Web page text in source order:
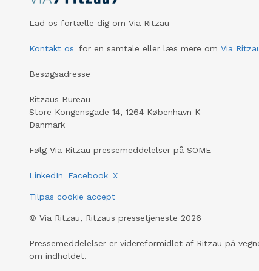
Lad os fortælle dig om Via Ritzau
Kontakt os for en samtale eller læs mere om Via
Besøgsadresse
Ritzaus Bureau
Store Kongensgade 14, 1264 København K
Danmark
Følg Via Ritzau pressemeddelelser på SOME
LinkedIn Facebook X
Tilpas cookie accept
© Via Ritzau, Ritzaus pressetjeneste 2026
Pressemeddelelser er videreformidlet af Ritzau på
om indholdet.